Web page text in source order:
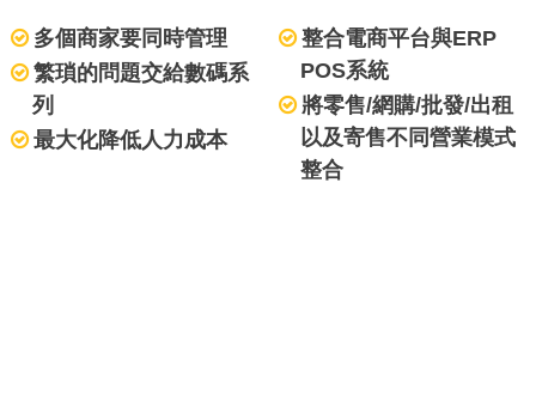
多個商家要同時管理
繁瑣的問題交給數碼系
列
最大化降低人力成本
整合電商平台與ERP
POS系統
將零售/網購/批發/出租
以及寄售不同營業模式
整合